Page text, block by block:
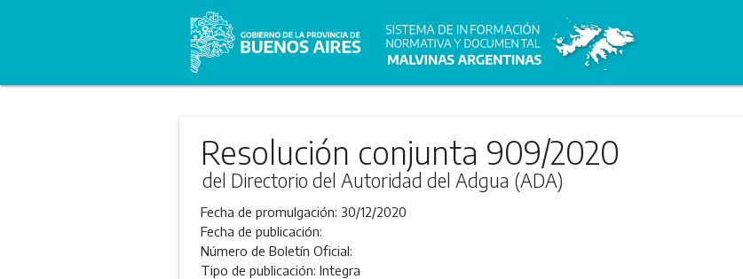
Resolución conjunta 909/2020
del Directorio del Autoridad del Adgua (ADA)
Fecha de promulgación: 30/12/2020
Fecha de publicación:
Número de Boletín Oficial:
Tipo de publicación: Integra